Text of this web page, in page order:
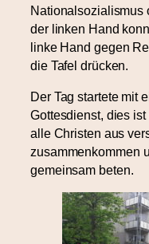
Nationalsozialismus
der linken Hand
linke Hand gegen
die Tafel drücken.
Der Tag startete mit
Gottesdienst, dies
alle Christen aus
zusammenkommen
gemeinsam beten.